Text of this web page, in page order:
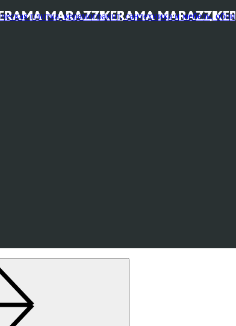
плитка, керамогранит, сантехника и мебель, обои